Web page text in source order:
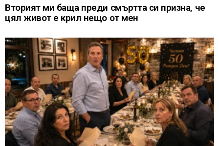
Вторият ми баща преди смъртта си призна, че
цял живот е крил нещо от мен